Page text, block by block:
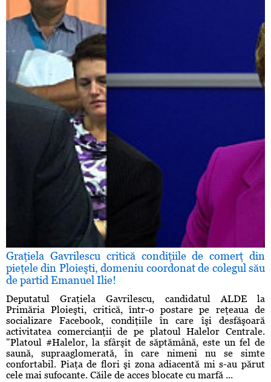
Graţiela Gavrilescu critică condiţiile de comerţ din
pieţele din Ploieşti, domeniu coordonat de colegul său
de partid Emanuel Ilie!
Deputatul Graţiela Gavrilescu, candidatul ALDE la
Primăria Ploieşti, critică, într-o postare pe reţeaua de
socializare Facebook, condiţiile în care îşi desfăşoară
activitatea comercianţii de pe platoul Halelor Centrale.
"Platoul #Halelor, la sfârşit de săptămână, este un fel de
saună, supraaglomerată, în care nimeni nu se simte
confortabil. Piaţa de flori şi zona adiacentă mi s-au părut
cele mai sufocante. Căile de acces blocate cu marfă ...